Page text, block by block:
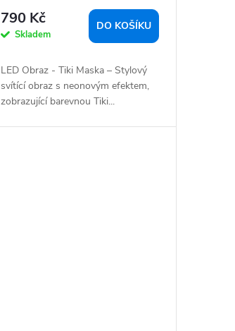
790 Kč
Skladem
DO KOŠÍKU
LED Obraz - Tiki Maska – Stylový
svítící obraz s neonovým efektem,
zobrazující barevnou Tiki...